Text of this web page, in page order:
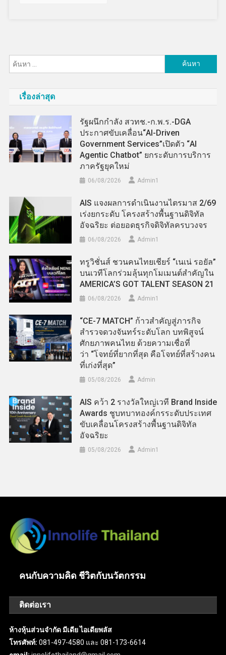
สำหรับ:
เรื่องล่าสุด
รัฐผนึกกำลัง สวทช.-ก.พ.ร.-DGA
ประกาศขับเคลื่อน“AI-Driven
Government Services”เปิดตัว “AI
Agentic Chatbot” ยกระดับการบริการ
ภาครัฐยุคใหม่
06/08/2026 Admin​1
AIS แจงผลการดำเนินงานไตรมาส 2/69
เร่งยกระดับ โครงสร้างพื้นฐานดิจิทัล
อัจฉริยะ ต่อยอดธุรกิจดิจิทัลครบวงจร
06/08/2026 Admin​1
ทรูวิชั่นส์ ชวนคนไทยเชียร์ “เนเน่ รอยัล”
บนเวทีโลกร่วมลุ้นทุกโมเมนต์สำคัญใน
AMERICA’S GOT TALENT SEASON 21
06/08/2026 Admin​1
“CE-7 MATCH” ก้าวสำคัญสู่ภารกิจ
สำรวจดวงจันทร์ระดับโลก บทพิสูจน์
ศักยภาพคนไทย ด้วยความเชื่อที่
ว่า “โจทย์ที่ยากที่สุด คือโจทย์ที่สร้างคน
ที่เก่งที่สุด”
05/08/2026 Admin
AIS คว้า 2 รางวัลใหญ่เวที Brand Inside
Awards ชูบทบาทองค์กรระดับประเทศ
ขับเคลื่อนโครงสร้างพื้นฐานดิจิทัล
อัจฉริยะ
05/08/2026 Admin​1
คนกับความคิด ชีวิตกับนวัตกรรม
ติดต่อเรา
ห้างหุ้นส่วนจำกัด มีเดีย ไอเดียพลัส
โทรศัพท์: 081-497-4580 และ 081-173-6614